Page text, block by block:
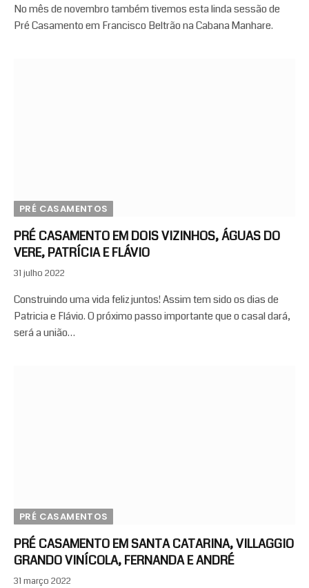
No mês de novembro também tivemos esta linda sessão de
Pré Casamento em Francisco Beltrão na Cabana Manhare.
PRÉ CASAMENTOS
PRÉ CASAMENTO EM DOIS VIZINHOS, ÁGUAS DO
VERE, PATRÍCIA E FLÁVIO
31 julho 2022
Construindo uma vida feliz juntos! Assim tem sido os dias de
Patricia e Flávio. O próximo passo importante que o casal dará,
será a união…
PRÉ CASAMENTOS
PRÉ CASAMENTO EM SANTA CATARINA, VILLAGGIO
GRANDO VINÍCOLA, FERNANDA E ANDRÉ
31 março 2022